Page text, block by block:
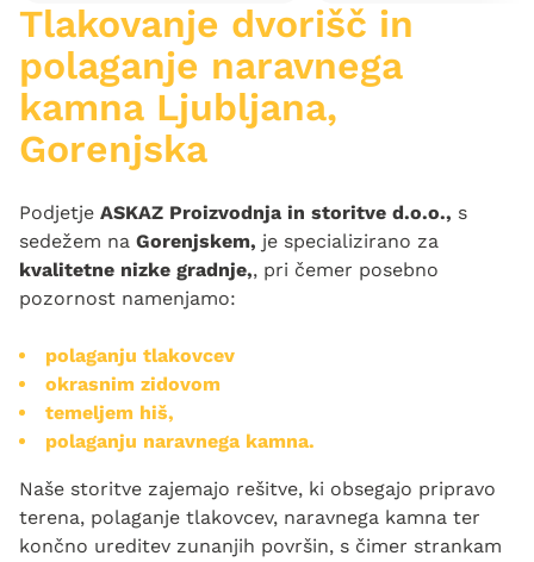
Tlakovanje dvorišč in
polaganje naravnega
kamna Ljubljana,
Gorenjska
Podjetje ASKAZ Proizvodnja in storitve d.o.o., s
sedežem na Gorenjskem, je specializirano za
kvalitetne nizke gradnje,, pri čemer posebno
pozornost namenjamo:
polaganju tlakovcev
okrasnim zidovom
temeljem hiš,
polaganju naravnega kamna.
Naše storitve zajemajo rešitve, ki obsegajo pripravo
terena, polaganje tlakovcev, naravnega kamna ter
končno ureditev zunanjih površin, s čimer strankam